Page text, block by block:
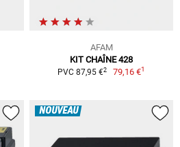
AFAM
KIT CHAÎNE 428
PVC 87,95 €2 79,16 €1
NOUVEAU